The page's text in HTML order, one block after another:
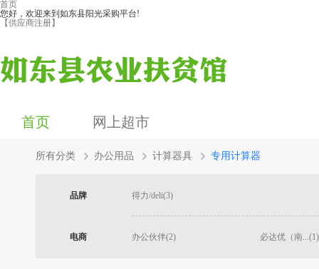
首页
您好，欢迎来到如东县阳光采购平台!
【供应商注册】
首页 网上超市
所有分类 办公用品 计算器具 专用计算器
品牌 得力/deli(3)
电商 办公伙伴(2) 必达优（南...(1)